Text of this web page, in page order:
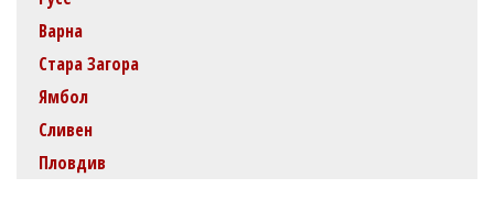
Варна
Стара Загора
Ямбол
Сливен
Пловдив